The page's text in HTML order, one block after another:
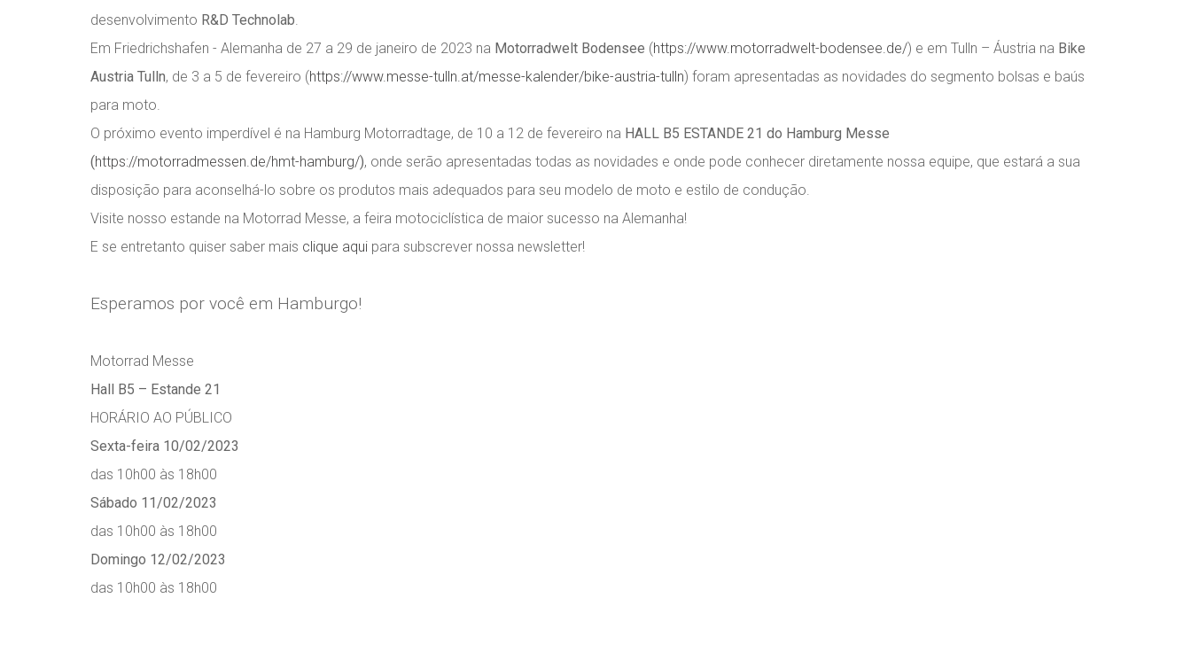
desenvolvimento R&D Technolab.
Em Friedrichshafen - Alemanha de 27 a 29 de janeiro de 2023 na Motorradwelt Bodensee (https://www.motorradwelt-bodensee.de/) e em Tulln – Áustria na Bike
Austria Tulln, de 3 a 5 de fevereiro (https://www.messe-tulln.at/messe-kalender/bike-austria-tulln) foram apresentadas as novidades do segmento bolsas e baús
para moto.
O próximo evento imperdível é na Hamburg Motorradtage, de 10 a 12 de fevereiro na HALL B5 ESTANDE 21 do Hamburg Messe
(https://motorradmessen.de/hmt-hamburg/), onde serão apresentadas todas as novidades e onde pode conhecer diretamente nossa equipe, que estará a sua
disposição para aconselhá-lo sobre os produtos mais adequados para seu modelo de moto e estilo de condução.
Visite nosso estande na Motorrad Messe, a feira motociclística de maior sucesso na Alemanha!
E se entretanto quiser saber mais clique aqui para subscrever nossa newsletter!
Esperamos por você em Hamburgo!
Motorrad Messe
Hall B5 – Estande 21
HORÁRIO AO PÚBLICO
Sexta-feira 10/02/2023
das 10h00 às 18h00
Sábado 11/02/2023
das 10h00 às 18h00
Domingo 12/02/2023
das 10h00 às 18h00